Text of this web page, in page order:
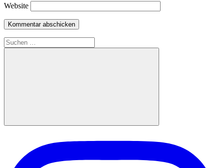
Website
Suchen
nach:
Suchen